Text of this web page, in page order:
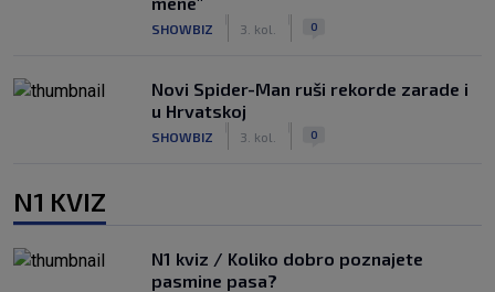
SHOWBIZ 3. kol. 0
Novi Spider-Man ruši rekorde zarade i
u Hrvatskoj
SHOWBIZ 3. kol. 0
N1 KVIZ
N1 kviz / Koliko dobro poznajete
pasmine pasa?